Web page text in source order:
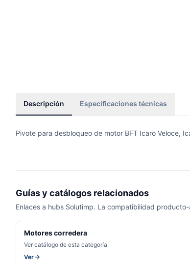
Descripción Especificaciones técnicas
Pivote para desbloqueo de motor BFT Icaro Veloce,
Guías y catálogos relacionados
Enlaces a hubs Solutimp. La compatibilidad
Motores corredera
Ver catálogo de esta categoría
Ver